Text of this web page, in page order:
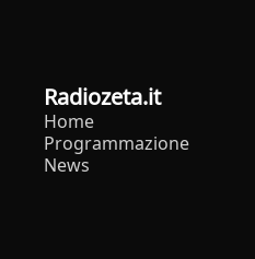
radiozeta.it
Home
Programmazione
News